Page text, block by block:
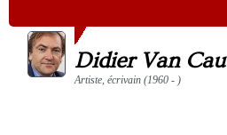
Didier Van
Artiste, écrivain (1960 - )